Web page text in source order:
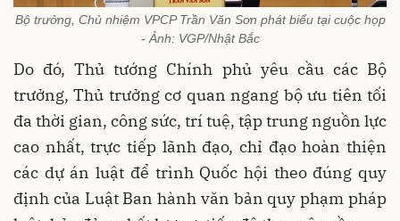
Bộ trưởng, Chủ nhiệm VPCP Trần Văn Sơn phát biểu tại cuộc họp
- Ảnh: VGP/Nhật Bắc
Do đó, Thủ tướng Chính phủ yêu cầu các Bộ
trưởng, Thủ trưởng cơ quan ngang bộ ưu tiên tối
đa thời gian, công sức, trí tuệ, tập trung nguồn lực
cao nhất, trực tiếp lãnh đạo, chỉ đạo hoàn thiện
các dự án luật để trình Quốc hội theo đúng quy
định của Luật Ban hành văn bản quy phạm pháp